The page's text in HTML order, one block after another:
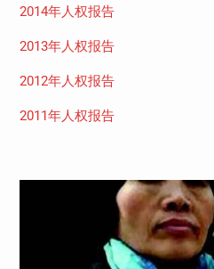
2014年人权报告
2013年人权报告
2012年人权报告
2011年人权报告